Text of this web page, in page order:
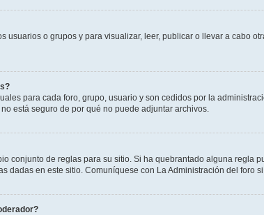
usuarios o grupos y para visualizar, leer, publicar o llevar a cabo
para cada foro, grupo, usuario y son cedidos por la
está seguro de por qué no puede adjuntar archivos.
conjunto de reglas para su sitio. Si ha quebrantado alguna
dadas en este sitio. Comuníquese con La Administración del foro